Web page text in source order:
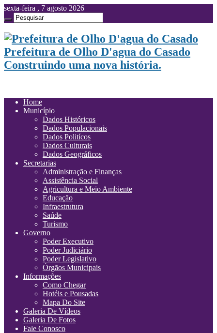
sexta-feira , 7 agosto 2026
Prefeitura de Olho D'agua do Casado
Construindo uma nova história.
Home
Município
Dados Históricos
Dados Populacionais
Dados Politícos
Dados Culturais
Dados Geográficos
Secretarias
Administração e Finanças
Assistência Social
Agricultura e Meio Ambiente
Educação
Infraestrutura
Saúde
Turismo
Governo
Poder Executivo
Poder Judiciário
Poder Legislativo
Órgãos Municipais
Informações
Como Chegar
Hotéis e Pousadas
Mapa Do Site
Galeria De Vídeos
Galeria De Fotos
Fale Conosco